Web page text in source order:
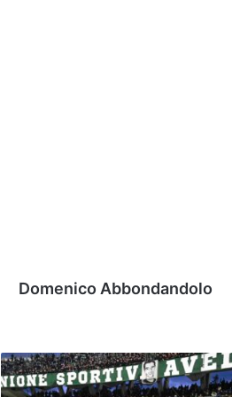
Domenico Abbondandolo
Spezia-
Avellino,